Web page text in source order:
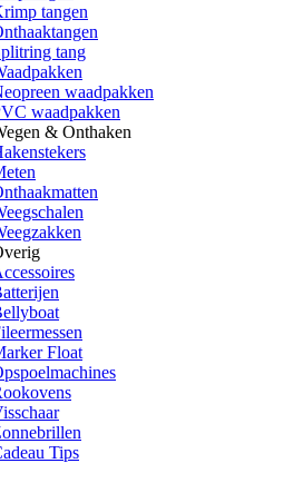
tangen
tang
waadpakken
waadpakken
& Onthaken
Float
Tips